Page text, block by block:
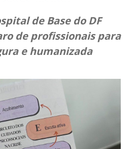
de Base do DF
de profissionais para
e humanizada